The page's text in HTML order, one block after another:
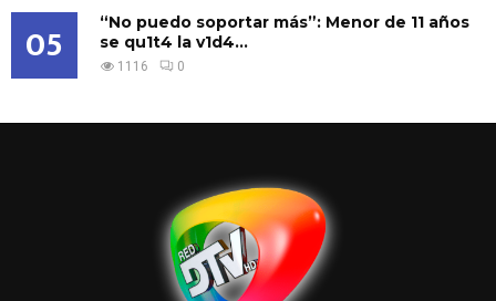
05
“No puedo soportar más”: Menor de 11 años
se qu1t4 la v1d4...
1116 0